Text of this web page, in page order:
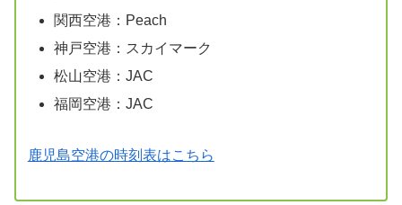
関西空港：Peach
神戸空港：スカイマーク
松山空港：JAC
福岡空港：JAC
鹿児島空港の時刻表はこちら